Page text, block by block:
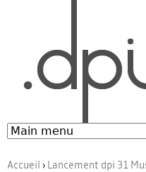
Accueil › Lancement dpi 31